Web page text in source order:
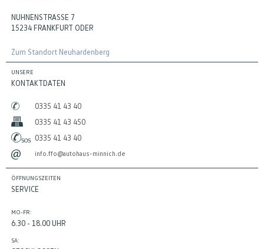
NUHNENSTRASSE 7
15234 FRANKFURT ODER
Zum Standort Neuhardenberg
UNSERE
KONTAKTDATEN
0335 41 43 40
0335 41 43 450
0335 41 43 40
info.ffo@autohaus-minnich.de
ÖFFNUNGSZEITEN
SERVICE
MO-FR:
6.30 - 18.00 UHR
SA: